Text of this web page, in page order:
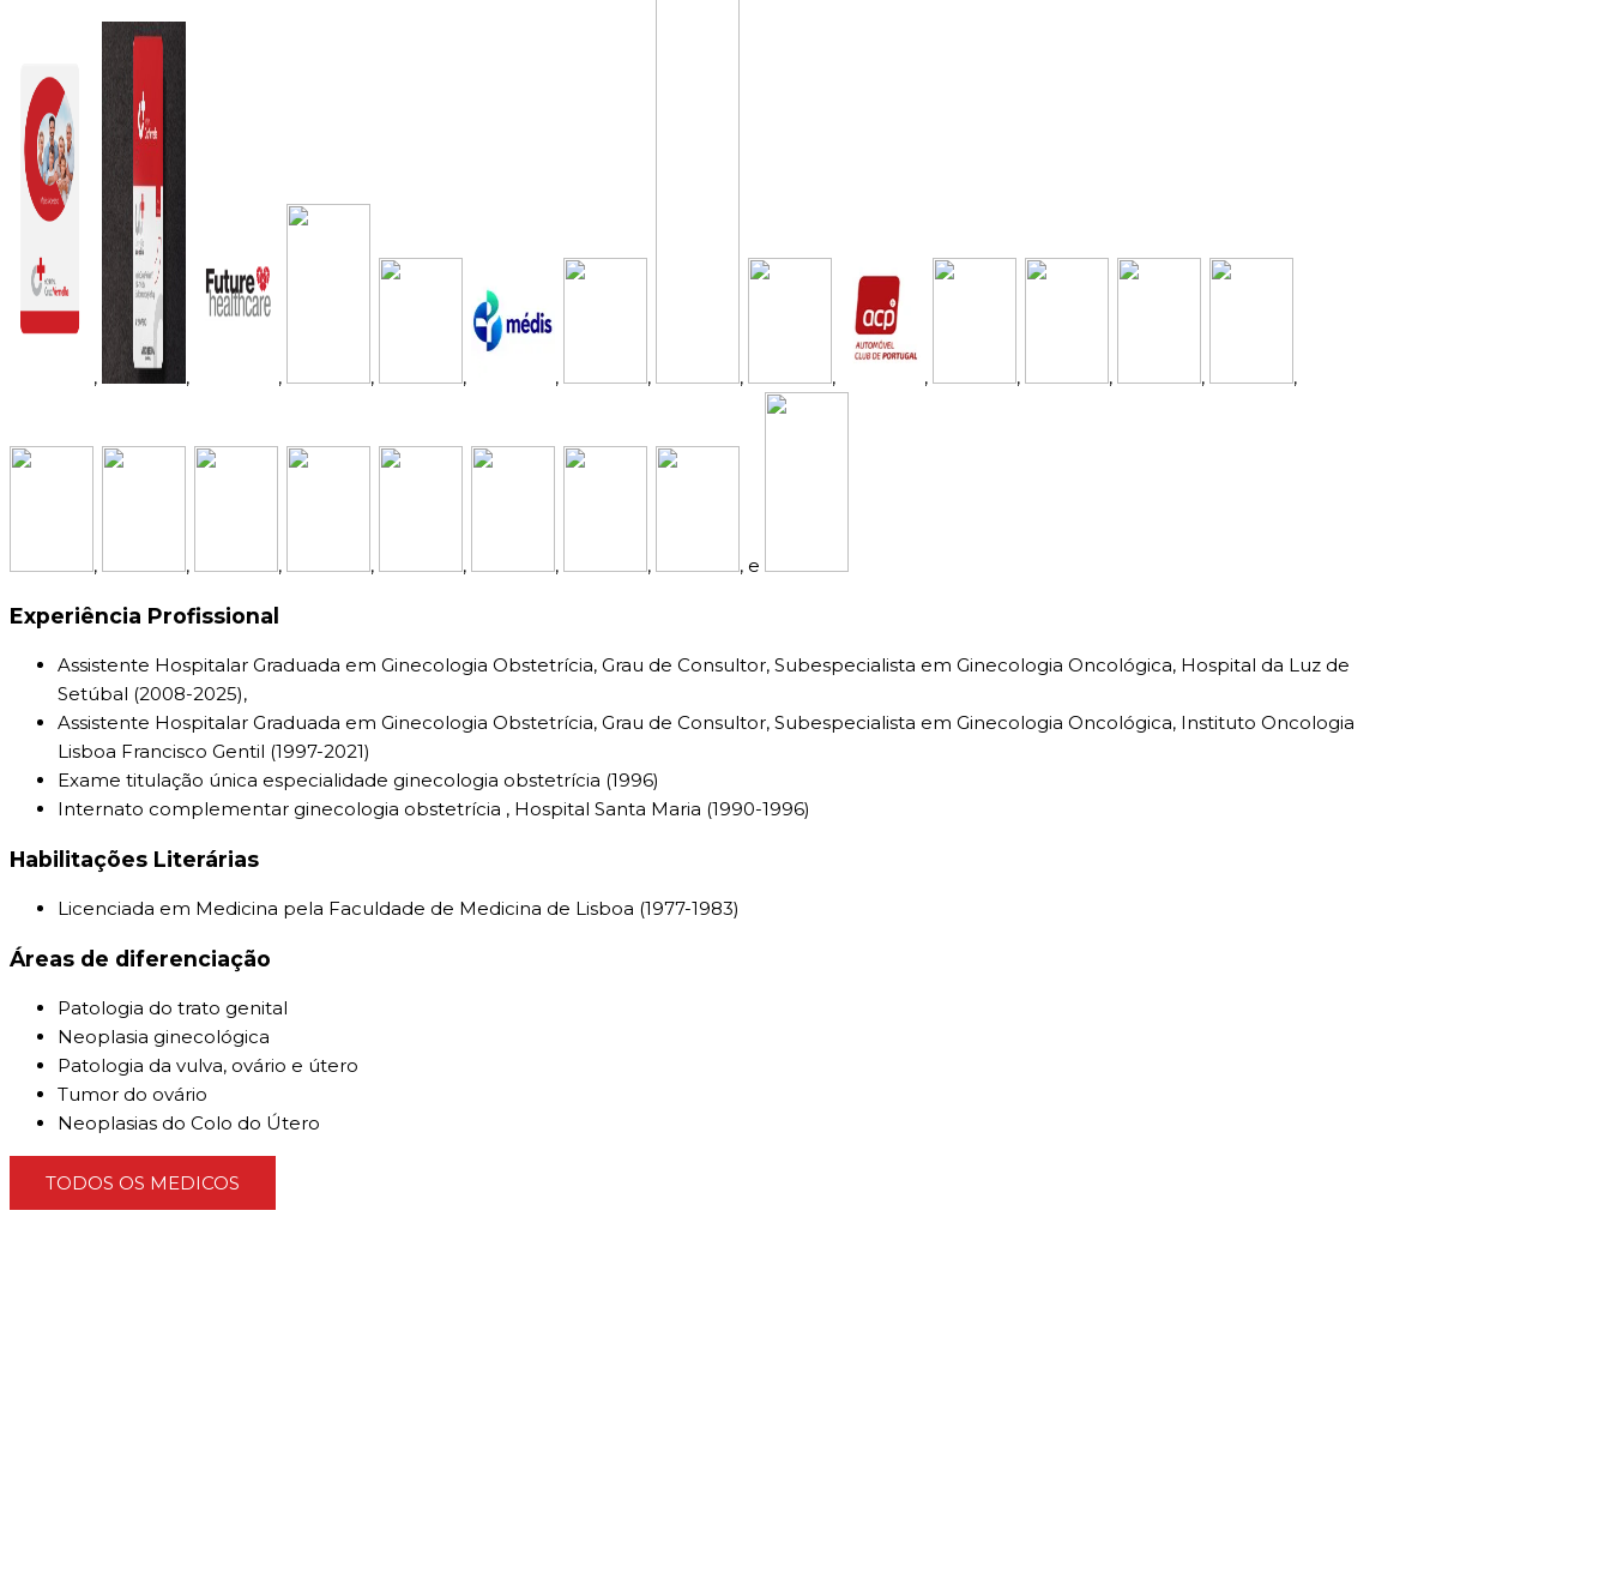
, , , , , , , , , , , , , ,
, , , , , , , , e
Experiência Profissional
Assistente Hospitalar Graduada em Ginecologia Obstetrícia, Grau de Consultor, Subespecialista em Ginecologia Oncológica, Hospital da Luz de
Setúbal (2008-2025),
Assistente Hospitalar Graduada em Ginecologia Obstetrícia, Grau de Consultor, Subespecialista em Ginecologia Oncológica, Instituto Oncologia
Lisboa Francisco Gentil (1997-2021)
Exame titulação única especialidade ginecologia obstetrícia (1996)
Internato complementar ginecologia obstetrícia , Hospital Santa Maria (1990-1996)
Habilitações Literárias
Licenciada em Medicina pela Faculdade de Medicina de Lisboa (1977-1983)
Áreas de diferenciação
Patologia do trato genital
Neoplasia ginecológica
Patologia da vulva, ovário e útero
Tumor do ovário
Neoplasias do Colo do Útero
TODOS OS MEDICOS